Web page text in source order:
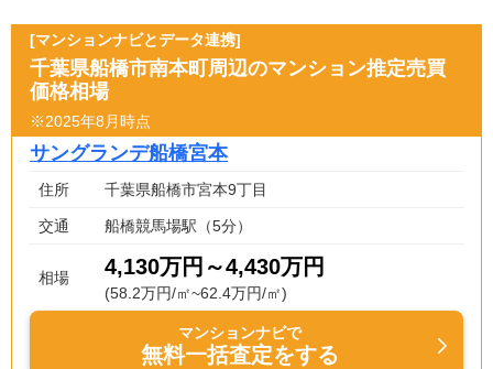
[マンションナビとデータ連携]
千葉県船橋市南本町周辺のマンション推定売買
価格相場
※2025年8月時点
サングランデ船橋宮本
住所 千葉県船橋市宮本9丁目
交通 船橋競馬場駅（5分）
相場 4,130万円～4,430万円
(58.2万円/㎡~62.4万円/㎡)
マンションナビで
無料一括査定をする